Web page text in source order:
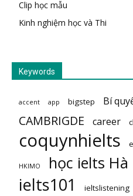
Clip học mẫu
Kinh nghiệm học và Thi
Keywords
accent app bigstep Bí
CAMBRIGDE career
coquynhielts
HKIMO học ielts Hà
ielts101 ieltslistening